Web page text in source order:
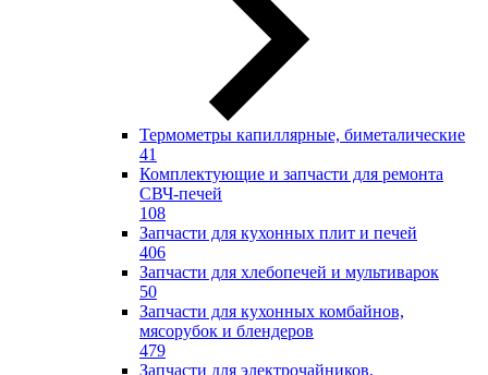
Термометры капиллярные, биметалические
41
Комплектующие и запчасти для ремонта
СВЧ-печей
108
Запчасти для кухонных плит и печей
406
Запчасти для хлебопечей и мультиварок
50
Запчасти для кухонных комбайнов,
мясорубок и блендеров
479
Запчасти для электрочайников,